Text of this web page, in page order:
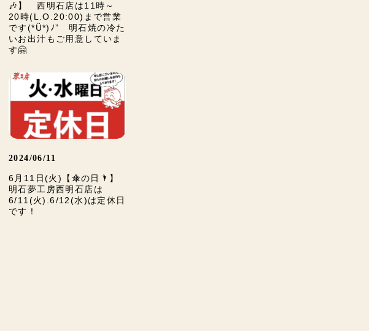
🎶】 西明石店は11時～
20時(L.O.20:00)まで営業
です(*Ü*)ﾉ” 明石焼の冷た
いお出汁もご用意していま
す🤗
2024/06/11
6月11日(火)【傘の日🌂】
明石夢工房西明石店は
6/11(火).6/12(水)は定休日
です！